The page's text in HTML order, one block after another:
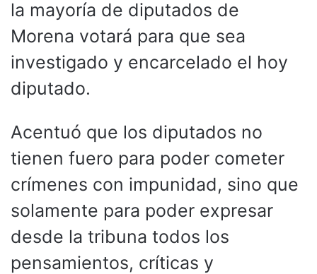
la mayoría de diputados de
Morena votará para que sea
investigado y encarcelado el hoy
diputado.
Acentuó que los diputados no
tienen fuero para poder cometer
crímenes con impunidad, sino que
solamente para poder expresar
desde la tribuna todos los
pensamientos, críticas y